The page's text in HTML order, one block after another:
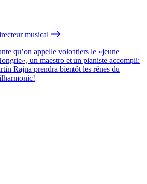
musical
qu’on appelle volontiers le «jeune
un maestro et un pianiste accompli:
Rajna prendra bientôt les rênes du